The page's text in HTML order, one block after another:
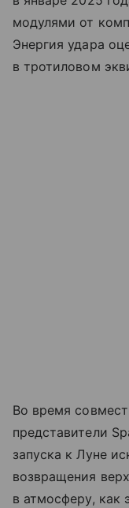
модулями от
Энергия удара
в тротиловом
Во время
представители
запуска к Луне
возвращения
в атмосферу, как